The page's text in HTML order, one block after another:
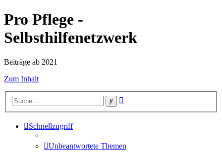
Pro Pflege -
Selbsthilfenetzwerk
Beiträge ab 2021
Zum Inhalt
Suche
Schnellzugriff
Unbeantwortete Themen